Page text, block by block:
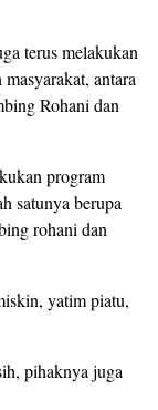
terus melakukan
antara
Rohani dan
program
satunya berupa
rohani dan
yatim piatu,
pihaknya juga